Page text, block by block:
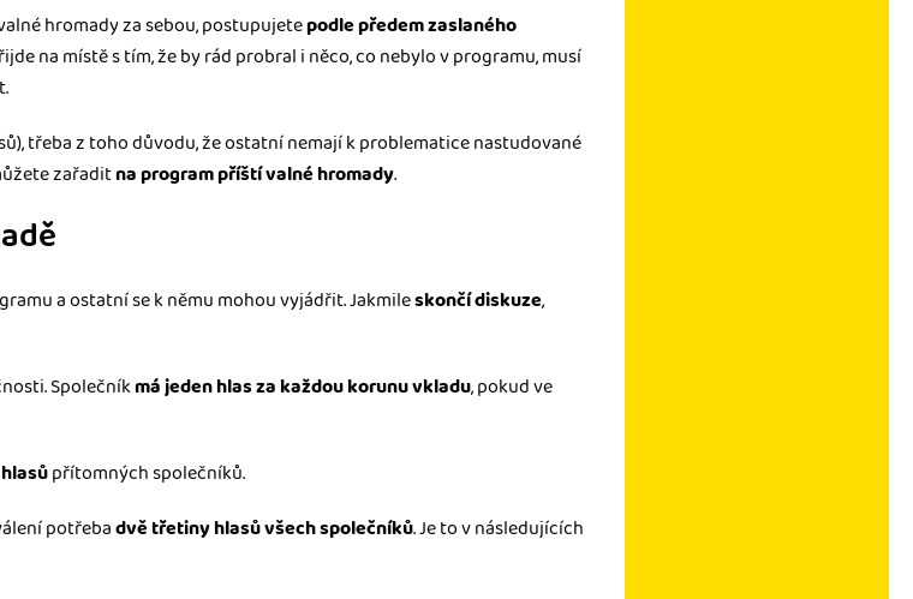
hromady za sebou, postupujetepodle předem zaslaného
na místě s tím, že by rád probral i něco, co nebylo v programu, musí
třeba z toho důvodu, že ostatní nemají k problematice nastudované
zařaditna program příští valné hromady.
a ostatní se k němu mohou vyjádřit. Jakmileskončí diskuze,
Společníkmá jeden hlas za každou korunu vkladu, pokud ve
přítomných společníků.
potřebadvě třetiny hlasů všech společníků. Je to v následujících